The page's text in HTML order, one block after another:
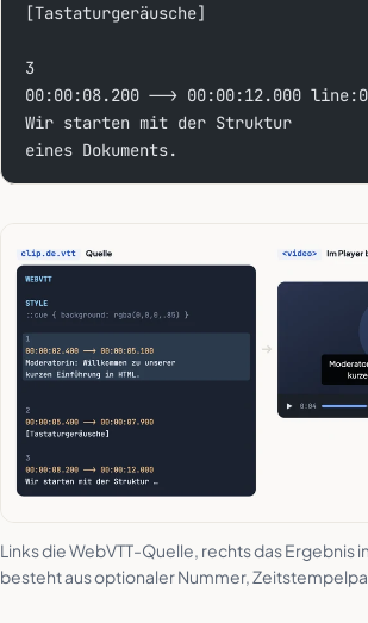
[Tastaturgeräusche]
3
00:00:08.200 --> 00:00:12.000 line:0
Wir starten mit der Struktur
eines Dokuments.
Links die WebVTT-Quelle, rechts das Ergebnis
besteht aus optionaler Nummer,